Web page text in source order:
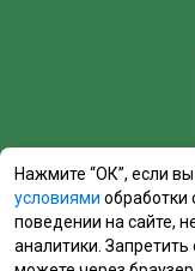
Нажмите “ОК”, если
условиями обработки
поведении на сайте,
аналитики. Запретить